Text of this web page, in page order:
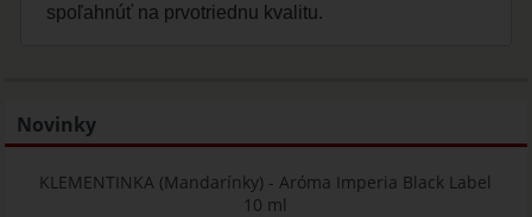
spoľahnúť na prvotriednu kvalitu.
Novinky
KLEMENTINKA (Mandarínky) - Aróma Imperia Black Label
10 ml